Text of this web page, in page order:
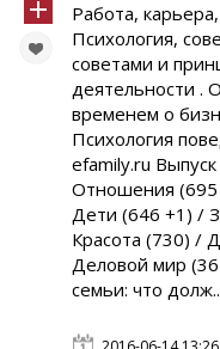
Работа,
Психология,
советами и
деятельности .
временем о
Психология
efamily.ru
Отношения (695
Дети (646 +1) /
Красота (730) /
Деловой мир
семьи: что